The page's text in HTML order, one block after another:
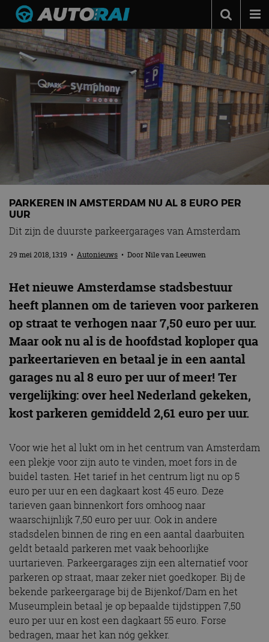
Autonieuws
Podcast
Autotests
Automerken
Adverteren
Contact
MotorRAI.nl
PARKEREN IN AMSTERDAM NU AL 8 EURO PER
UUR
Dit zijn de duurste parkeergarages van Amsterdam
29 mei 2018, 13:19 • Autonieuws • DoorNile van Leeuwen
Het nieuwe Amsterdamse stadsbestuur
heeft plannen om de tarieven voor parkeren
op straat te verhogen naar 7,50 euro per uur.
Maar ook nu al is de hoofdstad koploper qua
parkeertarieven en betaal je in een aantal
garages nu al 8 euro per uur of meer! Ter
vergelijking: over heel Nederland gekeken,
kost parkeren gemiddeld 2,61 euro per uur.
Voor wie het al lukt om in het centrum van Amsterdam
een plekje voor zijn auto te vinden, moet fors in de
buidel tasten. Het tarief in het centrum ligt nu op 5
euro per uur en een dagkaart kost 45 euro. Deze
tarieven gaan binnenkort fors omhoog naar
waarschijnlijk 7,50 euro per uur. Ook in andere
stadsdelen binnen de ring en een aantal daarbuiten
geldt betaald parkeren met vaak behoorlijke
uurtarieven. Parkeergarages zijn een alternatief voor
parkeren op straat, maar zeker niet goedkoper. Bij de
bekende parkeergarage bij de Bijenkof/Dam en het
Museumplein betaal je op bepaalde tijdstippen 7,50
euro per uur en kost een dagkaart 55 euro. Forse
bedragen, maar het kan nóg gekker.